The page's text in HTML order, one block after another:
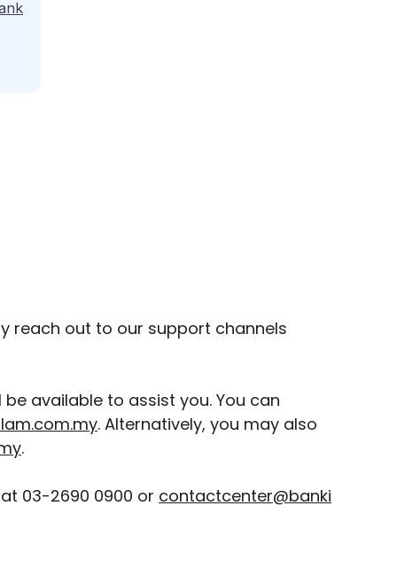
reach out to our support channels
available to assist you. You can
. Alternatively, you may also
.
03-2690 0900 or contactcenter@banki